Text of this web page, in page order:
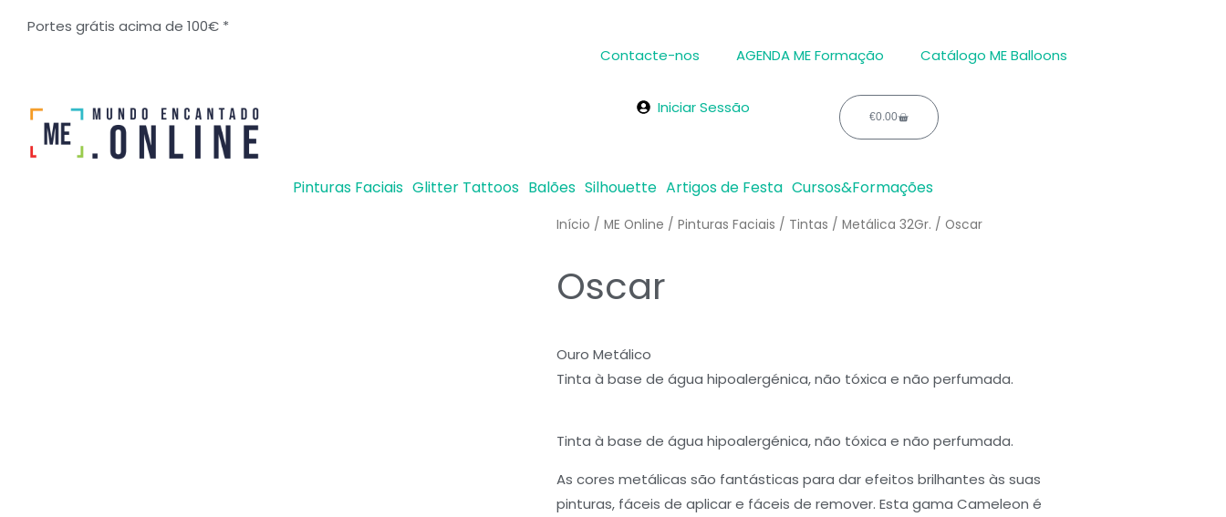
para
Portes grátis acima de 100€ *
Contacte-nos
AGENDA ME Formação Catálogo ME Balloons
Iniciar Sessão €0.00Carrinho
Pinturas Faciais Glitter Tattoos Balões Silhouette Artigos de Festa Cursos&Formações
Início / ME Online / Pinturas Faciais / Tintas / Metálica 32Gr. / Oscar
Oscar
Ouro Metálico
Tinta à base de água hipoalergénica, não tóxica e não perfumada.
Tinta à base de água hipoalergénica, não tóxica e não perfumada.
As cores metálicas são fantásticas para dar efeitos brilhantes às suas
pinturas, fáceis de aplicar e fáceis de remover. Esta gama Cameleon é